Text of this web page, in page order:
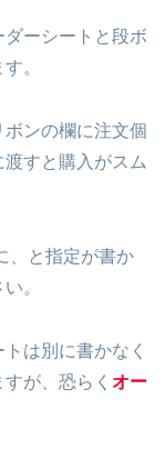
ーシートと段ボ
。
ンの欄に注文個
すと購入がスム
、と指定が書か
。
は別に書かなく
が、恐らく オー